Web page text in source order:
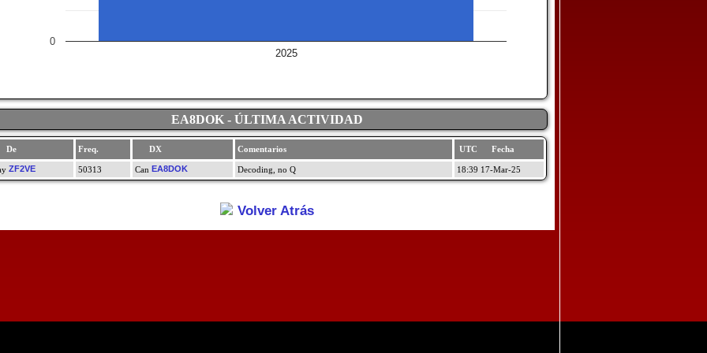
2025
0
EA8DOK - ÚLTIMA ACTIVIDAD
Freq. DX Comentarios UTC Fecha
ZF2VE 50313 EA8DOK Decoding, no Q 18:39 17-Mar-25
Volver Atrás